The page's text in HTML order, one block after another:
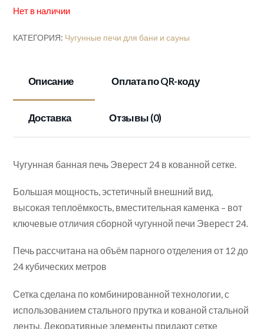
Нет в наличии
КАТЕГОРИЯ: Чугунные печи для бани и сауны
Описание Оплата по QR-коду
Доставка Отзывы (0)
Чугунная банная печь Эверест 24 в кованной сетке.
Большая мощность, эстетичный внешний вид,
высокая теплоёмкость, вместительная каменка – вот
ключевые отличия сборной чугунной печи Эверест 24.
Печь рассчитана на объём парного отделения от 12 до
24 кубических метров
Сетка сделана по комбинированной технологии, с
использованием стального прутка и кованой стальной
ленты. Декоративные элементы придают сетке